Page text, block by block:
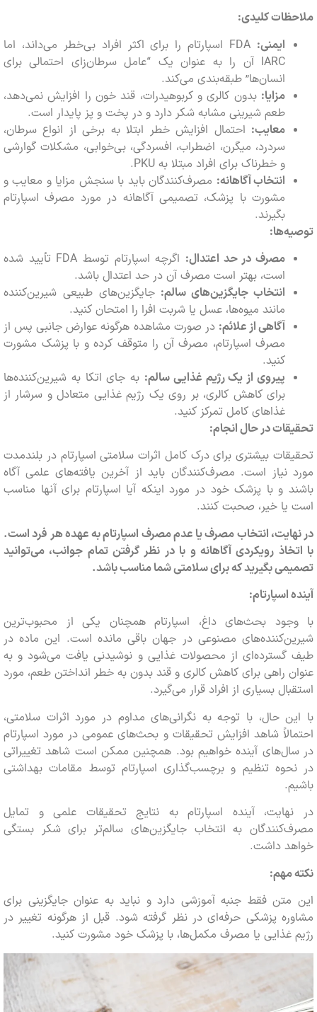
کلیدی:
ایمنی:
FDA اسپارتام را برای اکثر افراد بی‌خطر می‌داند، اما
IARC آن را به عنوان یک “عامل سرطان‌زای احتمالی برای
انسان‌ها” طبقه‌بندی می‌کند.
مزایا: بدون کالری و کربوهیدرات، قند خون را افزایش نمی‌دهد،
طعم شیرینی مشابه شکر دارد و در پخت و پز پایدار است.
معایب:احتمال افزایش خطر ابتلا به برخی از انواع سرطان،
سردرد، میگرن، اضطراب، افسردگی، بی‌خوابی، مشکلات گوارشی
و خطرناک برای افراد مبتلا به PKU.
انتخاب آگاهانه:مصرف‌کنندگان باید با سنجش مزایا و معایب و
مشورت با پزشک، تصمیمی آگاهانه در مورد مصرف اسپارتام
بگیرند.
مصرف در حد اعتدال:
اگرچه اسپارتام توسط FDA تأیید شده
است، بهتر است مصرف آن در حد اعتدال باشد.
انتخاب جایگزین‌های سالم:جایگزین‌های طبیعی شیرین‌کننده
مانند میوه‌ها، عسل یا شربت افرا را امتحان کنید.
آگاهی از علائم:در صورت مشاهده هرگونه عوارض جانبی پس از
مصرف اسپارتام، مصرف آن را متوقف کرده و با پزشک مشورت
پیروی از یک رژیم غذایی سالم:به جای اتکا به شیرین‌کننده‌ها
برای کاهش کالری، بر روی یک رژیم غذایی متعادل و سرشار از
غذاهای کامل تمرکز کنید.
در حال انجام:
بیشتری برای درک کامل اثرات سلامتی اسپارتام در بلندمدت
نیاز است. مصرف‌کنندگان باید از آخرین یافته‌های علمی آگاه
و با پزشک خود در مورد اینکه آیا اسپارتام برای آنها مناسب
خیر، صحبت کنند.
انتخاب مصرف یا عدم مصرف اسپارتام به عهده هر فرد است.
رویکردی آگاهانه و با در نظر گرفتن تمام جوانب، می‌توانید
بگیرید که برای سلامتی شما مناسب باشد.
اسپارتام:
بحث‌های داغ، اسپارتام همچنان یکی از محبوب‌ترین
مصنوعی در جهان باقی مانده است. این ماده در
از محصولات غذایی و نوشیدنی یافت می‌شود و به
راهی برای کاهش کالری و قند بدون به خطر انداختن طعم، مورد
بسیاری از افراد قرار می‌گیرد.
حال، با توجه به نگرانی‌های مداوم در مورد اثرات سلامتی،
شاهد افزایش تحقیقات و بحث‌های عمومی در مورد اسپارتام
آینده خواهیم بود. همچنین ممکن است شاهد تغییراتی
تنظیم و برچسب‌گذاری اسپارتام توسط مقامات بهداشتی
آینده اسپارتام به نتایج تحقیقات علمی و تمایل
به انتخاب جایگزین‌های سالم‌تر برای شکر بستگی
داشت.
مهم:
فقط جنبه آموزشی دارد و نباید به عنوان جایگزینی برای
پزشکی حرفه‌ای در نظر گرفته شود. قبل از هرگونه تغییر در
غذایی یا مصرف مکمل‌ها، با پزشک خود مشورت کنید.